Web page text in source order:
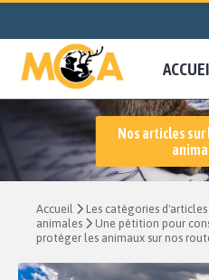
Nos articles
Accueil Les catégories d'articles
animales
Une pétition pour
protéger les animaux sur nos